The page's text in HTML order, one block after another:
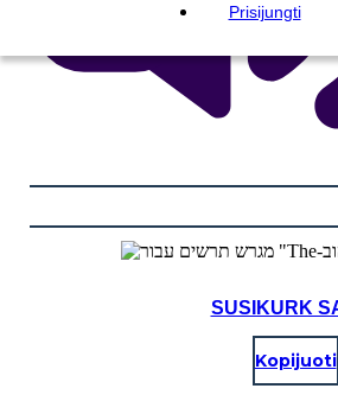
Prisijungti
SUSIKURK
Kopijuoti